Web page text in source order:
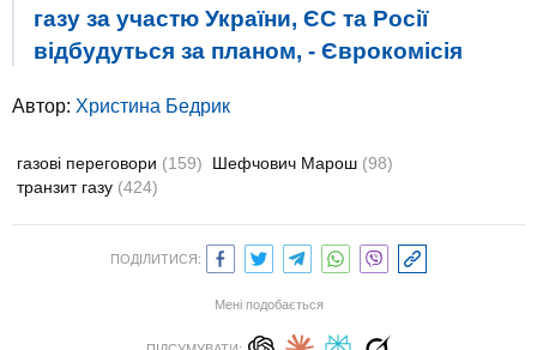
газу за участю України, ЄС та Росії
відбудуться за планом, - Єврокомісія
Автор: Христина Бедрик
газові переговори (159) Шефчович Марош (98)
транзит газу (424)
ПОДІЛИТИСЯ:
Мені подобається